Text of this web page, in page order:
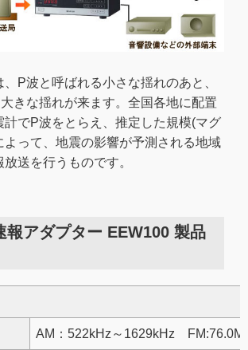
P波と呼ばれる小さな揺れのあと、
きな揺れが来ます。全国各地に配置
計でP波をとらえ、推定した規模(マグ
よって、地震の影響が予測される地域
送を行うものです。
報アダプター EEW100 製品
AM：522kHz～1629kHz